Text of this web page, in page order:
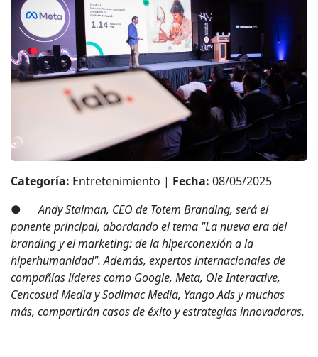
Categoría: Entretenimiento | Fecha: 08/05/2025
●Andy Stalman, CEO de Totem Branding, será el
ponente principal, abordando el tema "La nueva era del
branding y el marketing: de la hiperconexión a la
hiperhumanidad". Además, expertos internacionales de
compañías líderes como Google, Meta, Ole Interactive,
Cencosud Media y Sodimac Media, Yango Ads y muchas
más, compartirán casos de éxito y estrategias innovadoras.